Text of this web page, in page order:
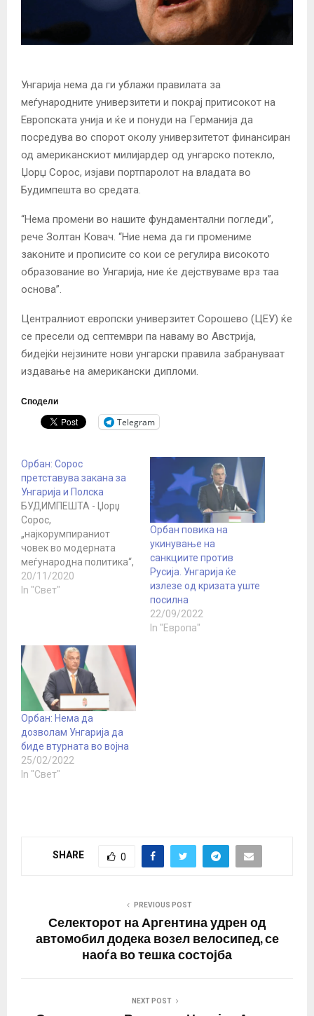
Унгарија нема да ги ублажи правилата за
меѓународните универзитети и покрај притисокот на
Европската унија и ќе и понуди на Германија да
посредува во спорот околу универзитетот финансиран
од американскиот милијардер од унгарско потекло,
Џорџ Сорос, изјави портпаролот на владата во
Будимпешта во средата.
“Нема промени во нашите фундаментални погледи”,
рече Золтан Ковач. “Ние нема да ги промениме
законите и прописите со кои се регулира високото
образование во Унгарија, ние ќе дејствуваме врз таа
основа”.
Централниот европски универзитет Сорошево (ЦЕУ) ќе
се пресели од септември па наваму во Австрија,
бидејќи нејзините нови унгарски правила забрануваат
издавање на американски дипломи.
Сподели
Telegram
Орбан: Сорос
претставува закана за
Унгарија и Полска
БУДИМПЕШТА - Џорџ
Сорос,
„најкорумпираниот
човек во модерната
меѓународна политика“,
претставува закана за
Унгарија и Полска,
интервју за
националното радио
„Кошут“, тој рече дека
Сорос, американски
финансиер со унгарско
потекло, „имал многу
политичари на неговиот
платен список“ и дека
„силата на корупцијата…
20/11/2020
In "Свет"
Орбан повика на
укинување на
санкциите против
Русија. Унгарија ќе
излезе од кризата уште
посилна
22/09/2022
In "Европа"
Орбан: Нема да
дозволам Унгарија да
биде втурната во војна
25/02/2022
In "Свет"
SHARE 0
PREVIOUS POST
Селекторот на Аргентина удрен од
автомобил додека возел велосипед, се
наоѓа во тешка состојба
NEXT POST